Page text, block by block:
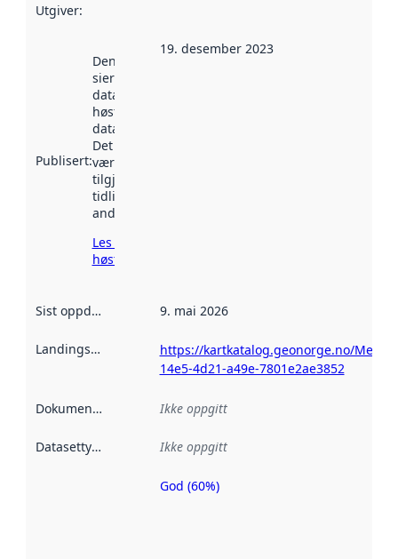
Utgiver:
Publisert:
Denne datoen
sier når
datasettet ble
høstet av
data.norge.no.
Det kan ha
vært
tilgjengelig
tidligere
andre steder.
Les mer om
høsting her
19. desember 2023
Sist oppdatert 9. mai 2026
Landingsside
https://kartkatalog.geonorge.no/
14e5-4d21-a49e-7801e2ae3852
Dokumentasjon Ikke oppgitt
Datasettype Ikke oppgitt
Metadatakvalitet
God (60%)